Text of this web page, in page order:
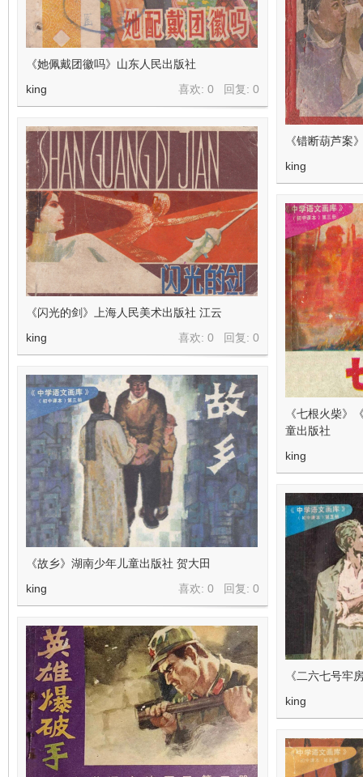
《她佩戴团徽吗》山东人民出版社
喜欢: 0 回复: 0
king
《错断葫芦案
king
《闪光的剑》上海人民美术出版社 江云
喜欢: 0 回复: 0
king
《七根火柴》
童出版社
king
《故乡》湖南少年儿童出版社 贺大田
喜欢: 0 回复: 0
king
《二六七号牢
king